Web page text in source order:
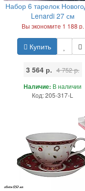
Набор 6 тарелок
Lenardi 27 см
Вы экономите 1 188 р.
Купить
3 564 р. 4 752 р.
Наличие: В наличии
Код: 205-317-L